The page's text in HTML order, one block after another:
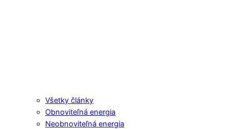
Všetky články
Obnoviteľná energia
Neobnoviteľná energia